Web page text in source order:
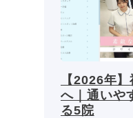
【2026年
へ｜通いや
る5院